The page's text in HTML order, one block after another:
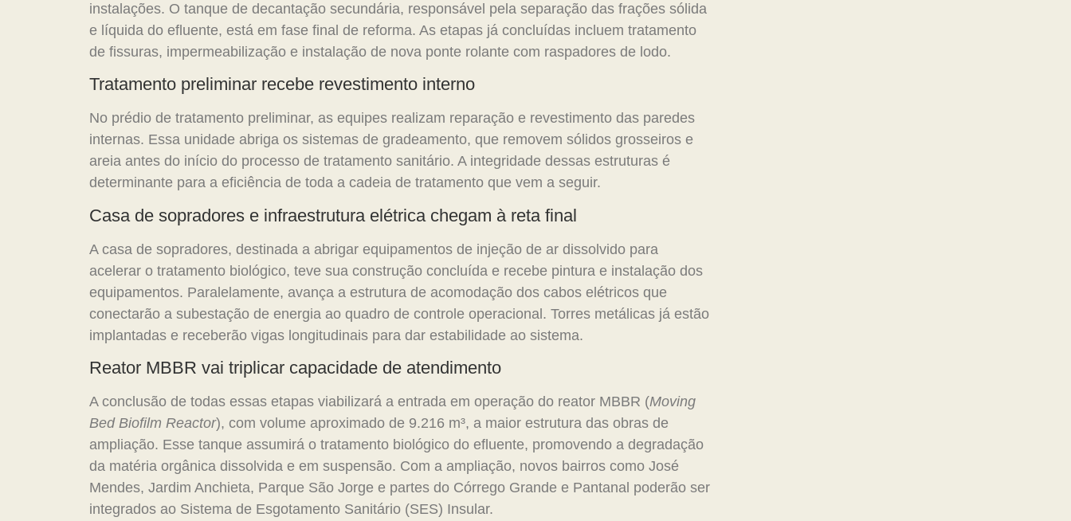
instalações. O tanque de decantação secundária, responsável pela separação das frações sólida
e líquida do efluente, está em fase final de reforma. As etapas já concluídas incluem tratamento
de fissuras, impermeabilização e instalação de nova ponte rolante com raspadores de lodo.
Tratamento preliminar recebe revestimento interno
No prédio de tratamento preliminar, as equipes realizam reparação e revestimento das paredes
internas. Essa unidade abriga os sistemas de gradeamento, que removem sólidos grosseiros e
areia antes do início do processo de tratamento sanitário. A integridade dessas estruturas é
determinante para a eficiência de toda a cadeia de tratamento que vem a seguir.
Casa de sopradores e infraestrutura elétrica chegam à reta final
A casa de sopradores, destinada a abrigar equipamentos de injeção de ar dissolvido para
acelerar o tratamento biológico, teve sua construção concluída e recebe pintura e instalação dos
equipamentos. Paralelamente, avança a estrutura de acomodação dos cabos elétricos que
conectarão a subestação de energia ao quadro de controle operacional. Torres metálicas já estão
implantadas e receberão vigas longitudinais para dar estabilidade ao sistema.
Reator MBBR vai triplicar capacidade de atendimento
A conclusão de todas essas etapas viabilizará a entrada em operação do reator MBBR (Moving
Bed Biofilm Reactor), com volume aproximado de 9.216 m³, a maior estrutura das obras de
ampliação. Esse tanque assumirá o tratamento biológico do efluente, promovendo a degradação
da matéria orgânica dissolvida e em suspensão. Com a ampliação, novos bairros como José
Mendes, Jardim Anchieta, Parque São Jorge e partes do Córrego Grande e Pantanal poderão ser
integrados ao Sistema de Esgotamento Sanitário (SES) Insular.